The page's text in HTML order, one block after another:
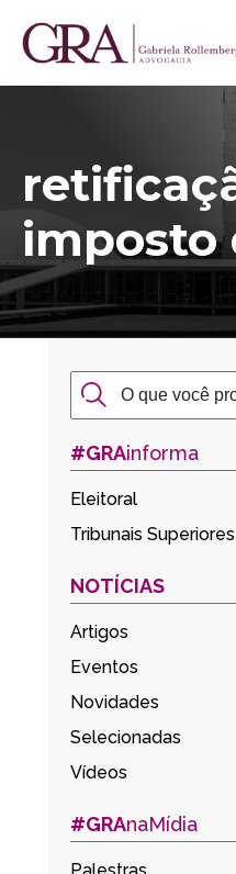
imposto
#GRAinforma
Eleitoral
Tribunais Superiores
NOTÍCIAS
Artigos
Eventos
Novidades
Selecionadas
Vídeos
#GRAnaMídia